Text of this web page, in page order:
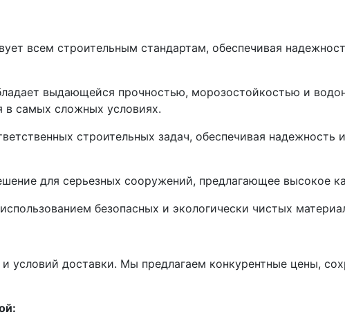
всем строительным стандартам, обеспечивая
выдающейся прочностью, морозостойкостью и
в самых сложных условиях.
строительных задач, обеспечивая надежность
для серьезных сооружений, предлагающее высокое
безопасных и экологически чистых
условий доставки. Мы предлагаем конкурентные цены,